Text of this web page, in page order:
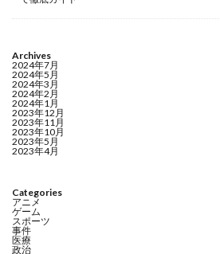
Archives
2024年7月
2024年5月
2024年3月
2024年2月
2024年1月
2023年12月
2023年11月
2023年10月
2023年5月
2023年4月
Categories
アニメ
ゲーム
スポーツ
事件
医療
政治